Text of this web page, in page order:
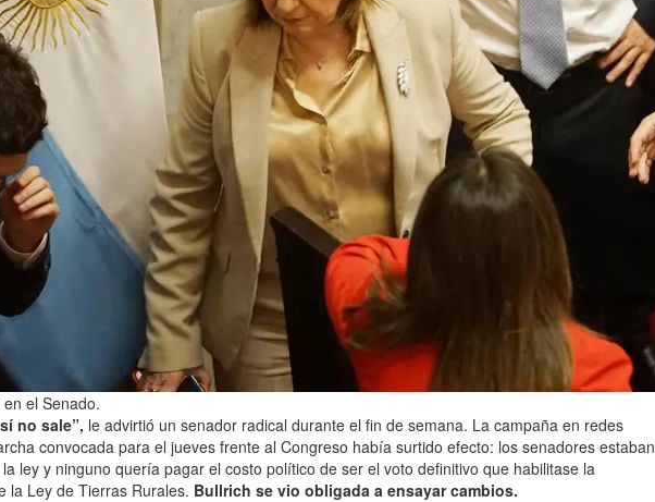
el Senado.
no sale”, le advirtió un senador radical durante el fin de semana. La campaña en redes
convocada para el jueves frente al Congreso había surtido efecto: los senadores estaban
ley y ninguno quería pagar el costo político de ser el voto definitivo que habilitase la
la Ley de Tierras Rurales. Bullrich se vio obligada a ensayar cambios.